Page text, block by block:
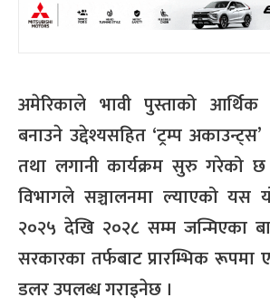
अमेरिकाले भावी पुस्ताको
बनाउने उद्देश्यसहित ‘ट्रम्प
तथा लगानी कार्यक्रम सुरु गरेको छ
विभागले सञ्चालनमा ल्याएको यस
२०२५ देखि २०२८ सम्म जन्मिएका
सरकारका तर्फबाट प्रारम्भिक
डलर उपलब्ध गराइनेछ ।